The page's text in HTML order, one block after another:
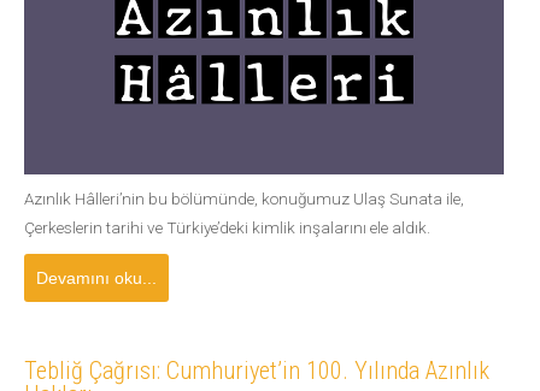
Azınlık Hâlleri’nin bu bölümünde, konuğumuz Ulaş Sunata ile,
Çerkeslerin tarihi ve Türkiye’deki kimlik inşalarını ele aldık.
Devamını oku...
Tebliğ Çağrısı: Cumhuriyet’in 100. Yılında Azınlık